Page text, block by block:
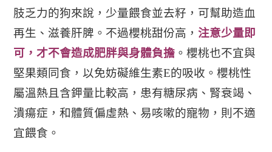
肢乏力的狗來說，少量餵食並去籽，可幫助造血
再生、滋養肝脾。不過櫻桃甜份高，注意少量即
可，才不會造成肥胖與身體負擔 。櫻桃也不宜與
堅果類同食，以免妨礙維生素E的吸收。櫻桃性
屬溫熱且含鉀量比較高，患有糖尿病、腎衰竭、
潰瘍症，和體質偏虛熱、易咳嗽的寵物，則不適
宜餵食。